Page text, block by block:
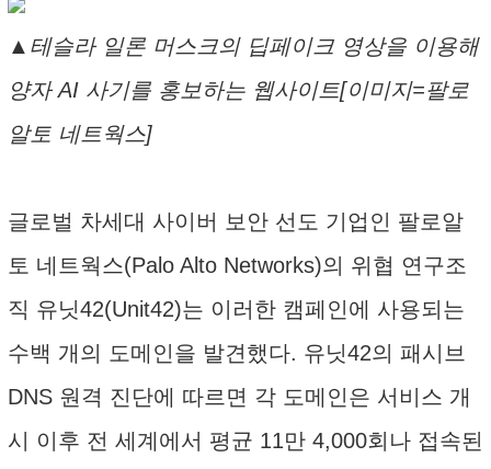
▲테슬라 일론 머스크의 딥페이크 영상을 이용해
양자 AI 사기를 홍보하는 웹사이트[이미지=팔로
알토 네트웍스]
글로벌 차세대 사이버 보안 선도 기업인 팔로알
토 네트웍스(Palo Alto Networks)의 위협 연구조
직 유닛42(Unit42)는 이러한 캠페인에 사용되는
수백 개의 도메인을 발견했다. 유닛42의 패시브
DNS 원격 진단에 따르면 각 도메인은 서비스 개
시 이후 전 세계에서 평균 11만 4,000회나 접속된